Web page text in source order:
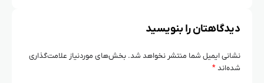
دیدگاهتان را بنویسید
نشانی ایمیل شما منتشر نخواهد شد. بخش‌های موردنیاز علامت‌گذاری
شده‌اند*